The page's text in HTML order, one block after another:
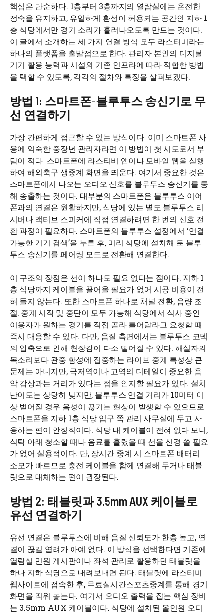
핵심은 단순하다. 1층부터 3층까지의 열람실에는 온전한
정숙을 유지하고, 유일하게 환성이 허용되는 공간인 지하 1
층 식당에서만 경기 소리가 흘러나오도록 만드는 것이다.
이 글에서 소개하는 세 가지 연결 방식 모두 라스티비라는
하나의 플랫폼을 출발점으로 한다. 관리자 본인의 디지털
기기 활용 능력과 시설의 기존 인프라에 따라 적합한 방법
을 택할 수 있도록, 각각의 절차와 특징을 살펴보겠다.
방법 1: 스마트폰-블루투스 송신기로 무
선 연결하기
가장 간편하게 접근할 수 있는 방식이다. 이미 스마트폰 사
용에 익숙한 중장년 관리자라면 이 방법이 첫 시도로서 부
담이 적다. 스마트폰에 라스티비 앱이나 모바일 웹을 실행
하여 해외축구 생중계 화면을 띄운다. 여기서 중요한 것은
스마트폰에서 나오는 오디오 신호를 블루투스 송신기를 통
해 송출하는 것이다. 대부분의 스마트폰은 블루투스 이어
폰과의 연결은 원활하지만, 식당에 있는 별도 블루투스 리
시버나 액티브 스피커에 직접 연결하려면 한 번의 신호 전
환 과정이 필요하다. 스마트폰의 블루투스 설정에서 ‘연결
가능한 기기 검색’을 누른 후, 미리 식당에 설치해 둔 블루
투스 송신기를 페어링 모드로 전환해 연결한다.
이 구조의 장점은 선이 하나도 필요 없다는 점이다. 지하 1
층 식당까지 케이블을 끌어올 필요가 없어 시공 비용이 전
혀 들지 않는다. 또한 스마트폰 하나로 채널 전환, 음량 조
절, 중계 시작 및 중단이 모두 가능해 식당에서 식사 중인
이용자가 원하는 경기를 직접 골라 틀어달라고 요청할 때
즉시 대응할 수 있다. 다만, 음질 측면에서는 블루투스 코덱
의 압축으로 인해 현장감이 다소 떨어질 수 있다. 해설자의
목소리보다 관중 함성에 집중하는 라이브 중계 특성상 큰
문제는 아니지만, 극저역이나 고역의 디테일이 중요한 음
악 감상과는 거리가 있다는 점을 인지할 필요가 있다. 설치
난이도는 상당히 낮지만, 블루투스 연결 거리가 10미터 이
상 벌어질 경우 음성이 끊기는 현상이 발생할 수 있으므로
스마트폰을 지하 1층 식당 입구 쪽 관리 사무실에 두고 사
용하는 편이 안정적이다. 식당 내 케이블이 전혀 없다 보니,
식탁 아래 청소할 때나 음료를 흘렸을 때 선을 신경 쓸 필요
가 없어 실용적이다. 단, 장시간 중계 시 스마트폰 배터리
소모가 빠르므로 충전 케이블을 함께 연결해 두거나 태블
릿으로 대체하는 편이 권장된다.
방법 2: 태블릿과 3.5mm AUX 케이블로
유선 연결하기
유선 연결은 블루투스에 비해 음질 신뢰도가 한층 높고, 연
결이 끊길 염려가 아예 없다. 이 방식을 선택한다면 기존에
열람실 민원 게시판이나 좌석 관리로 활용하던 태블릿을
하나 지하 식당으로 내려보내면 된다. 태블릿에 라스티비
웹사이트에 접속한 후, 무료실시간스포츠중계를 통해 경기
화면을 띄워 놓는다. 여기서 오디오 출력을 잡는 핵심 장비
는 3.5mm AUX 케이블이다. 식당에 설치된 올인원 오디